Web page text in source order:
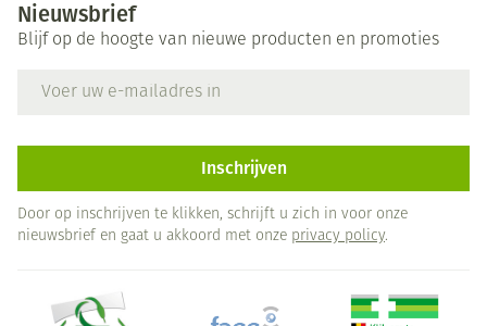
Nieuwsbrief
Blijf op de hoogte van nieuwe producten en promoties
Inschrijven
Door op inschrijven te klikken, schrijft u zich in voor onze
nieuwsbrief en gaat u akkoord met onze privacy policy.